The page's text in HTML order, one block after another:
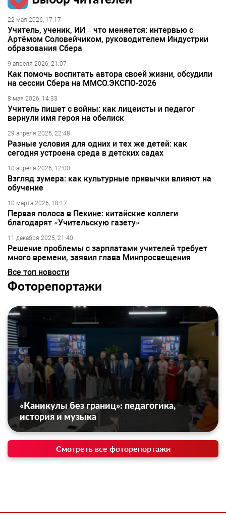
22 мая 2026, 17:17
Учитель, ученик, ИИ – что меняется: интервью с
Артёмом Соловейчиком, руководителем Индустрии
образования Сбера
9 апреля 2026, 21:07
Как помочь воспитать автора своей жизни, обсудили
на сессии Сбера на ММСО.ЭКСПО-2026
8 мая 2026, 14:33
Учитель пишет с войны: как лицеисты и педагог
вернули имя героя на обелиск
29 апреля 2026, 22:48
Разные условия для одних и тех же детей: как
сегодня устроена среда в детских садах
10 апреля 2026, 12:00
Взгляд зумера: как культурные привычки влияют на
обучение
10 марта 2026, 18:17
Первая полоса в Пекине: китайские коллеги
благодарят «Учительскую газету»
11 декабря 2025, 21:40
Решение проблемы с зарплатами учителей требует
много времени, заявил глава Минпросвещения
Все топ новости
Фоторепортажи
«Каникулы без границ»: педагогика,
история и музыка
Смотреть все фоторепортажи